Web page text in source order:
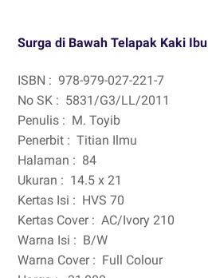
Surga di Bawah Telapak Kaki Ibu
ISBN : 978-979-027-221-7
No SK : 5831/G3/LL/2011
Penulis : M. Toyib
Penerbit : Titian Ilmu
Halaman : 84
Ukuran : 14.5 x 21
Kertas Isi : HVS 70
Kertas Cover : AC/Ivory 210
Warna Isi : B/W
Warna Cover : Full Colour